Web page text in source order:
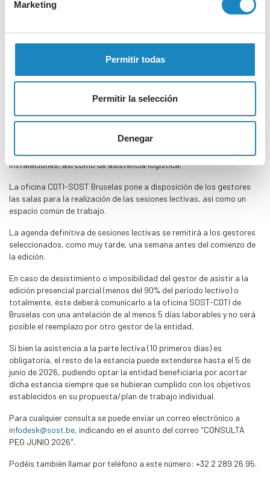
Marketing
Permitir todas
Permitir la selección
Denegar
gastos de desplazamiento, estancia, manutención, seguros, etc., y
proporcionar las herramientas tecnológicas y logísticas necesarias
estancia en Bruselas.
No se provee de servicio de reprografía, teléfono u otros medios de
comunicación más allá de conexión Wifi a internet propia de las
instalaciones, así como de asistencia logística.
La oficina CDTI-SOST Bruselas pone a disposición de los gestores
las salas para la realización de las sesiones lectivas, así como un
espacio común de trabajo.
La agenda definitiva de sesiones lectivas se remitirá a los gestores
seleccionados, como muy tarde, una semana antes del comienzo de
la edición.
En caso de desistimiento o imposibilidad del gestor de asistir a la
edición presencial parcial (menos del 90% del período lectivo) o
totalmente, éste deberá comunicarlo a la oficina SOST-CDTI de
Bruselas con una antelación de al menos 5 días laborables y no será
posible el reemplazo por otro gestor de la entidad.
Si bien la asistencia a la parte lectiva (10 primeros días) es
obligatoria, el resto de la estancia puede extenderse hasta el 5 de
junio de 2026, pudiendo optar la entidad beneficiaria por acortar
dicha estancia siempre que se hubieran cumplido con los objetivos
establecidos en su propuesta/plan de trabajo individual.
Para cualquier consulta se puede enviar un correo electrónico a
infodesk@sost.be, indicando en el asunto del correo "CONSULTA
PEG JUNIO 2026".
Podéis también llamar por teléfono a este número: +32 2 289 26 95.